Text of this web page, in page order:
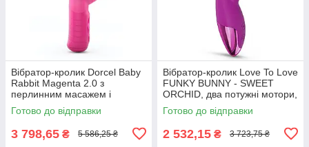
Вібратор-кролик Dorcel Baby
Rabbit Magenta 2.0 з
перлинним масажем і
обертовою головкою
Готово до відправки
3 798,65 ₴ 5 586,25 ₴
Вібратор-кролик Love To Love
FUNKY BUNNY - SWEET
ORCHID, два потужні мотори,
10 режимів, USB-кабель для
заряджання
Готово до відправки
2 532,15 ₴ 3 723,75 ₴